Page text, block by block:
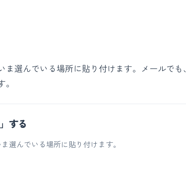
選んでいる場所に貼り付けます。メールでも、
する
選んでいる場所に貼り付けます。